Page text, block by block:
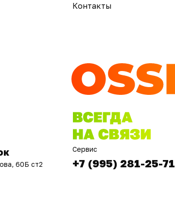
Контакты
+7 (995) 281-25-71
Сервис
60Б ст2